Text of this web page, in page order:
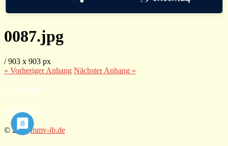
0087.jpg
/903 x 903 px
« VorherigerAnhang NächsterAnhang »
Impressum
Datenschutz
© 2026mmv-ib.de